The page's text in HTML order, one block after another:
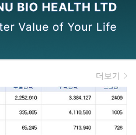
더보기